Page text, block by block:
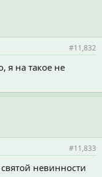
#11,832
я на такое не
#11,833
невинности